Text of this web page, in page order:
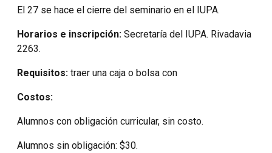
El 27 se hace el cierre del seminario en el IUPA.
Horarios e inscripción: Secretaría del IUPA. Rivadavia
2263.
Requisitos: traer una caja o bolsa con
Costos:
Alumnos con obligación curricular, sin costo.
Alumnos sin obligación: $30.